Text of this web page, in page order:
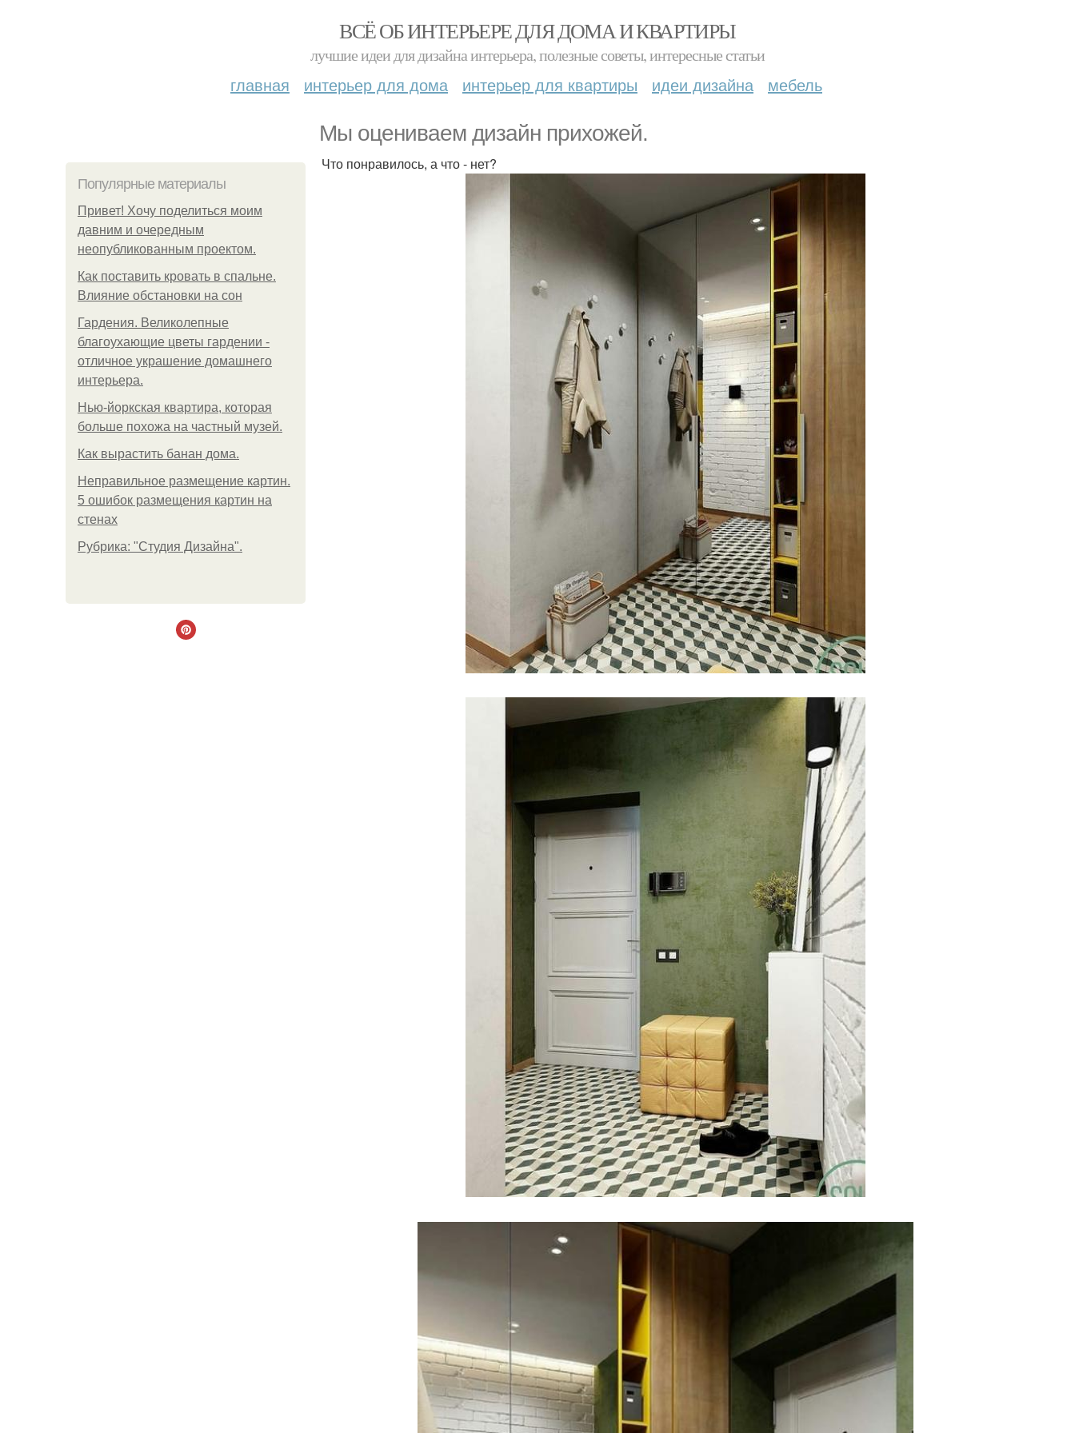
ВСЁ ОБ ИНТЕРЬЕРЕ ДЛЯ ДОМА И КВАРТИРЫ
лучшие идеи для дизайна интерьера, полезные советы, интересные статьи
главная интерьер для дома интерьер для квартиры идеи дизайна мебель
Мы оцениваем дизайн прихожей.
Популярные материалы
Привет! Хочу поделиться моим
давним и очередным
неопубликованным проектом.
Как поставить кровать в спальне.
Влияние обстановки на сон
Гардения. Великолепные
благоухающие цветы гардении -
отличное украшение домашнего
интерьера.
Нью-йоркская квартира, которая
больше похожа на частный музей.
Как вырастить банан дома.
Неправильное размещение картин.
5 ошибок размещения картин на
стенах
Рубрика: "Студия Дизайна".
Что понравилось, а что - нет?